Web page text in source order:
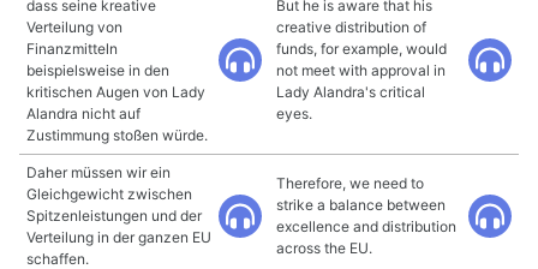
dass seine kreative
Verteilung von
Finanzmitteln
beispielsweise in den
kritischen Augen von Lady
Alandra nicht auf
Zustimmung stoßen würde.
But he is aware that his
creative distribution of
funds, for example, would
not meet with approval in
Lady Alandra's critical
eyes.
Daher müssen wir ein
Gleichgewicht zwischen
Spitzenleistungen und der
Verteilung in der ganzen EU
schaffen.
Therefore, we need to
strike a balance between
excellence and distribution
across the EU.